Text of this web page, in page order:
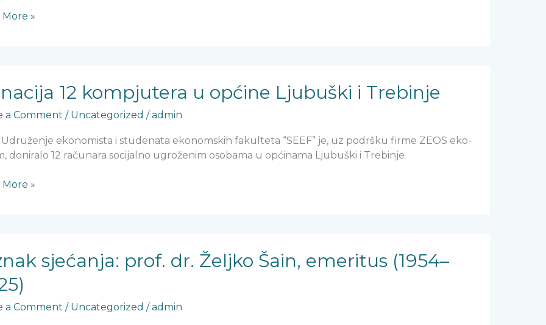
More »
12 kompjutera u općine Ljubuški i Trebinje
a Comment / Uncategorized /admin
Udruženje ekonomista i studenata ekonomskih fakulteta “SEEF” je, uz podršku firme ZEOS eko-
doniralo 12 računara socijalno ugroženim osobama u općinama Ljubuški i Trebinje
More »
sjećanja: prof. dr. Željko Šain, emeritus (1954–
a Comment / Uncategorized /admin